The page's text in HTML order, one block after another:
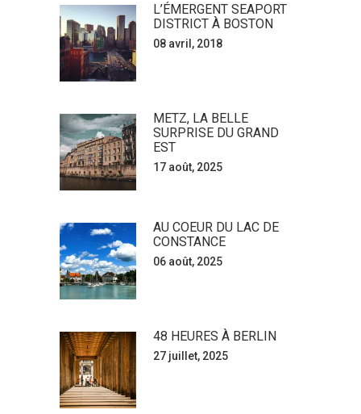
L’ÉMERGENT SEAPORT
DISTRICT À BOSTON
08 avril, 2018
METZ, LA BELLE
SURPRISE DU GRAND
EST
17 août, 2025
AU COEUR DU LAC DE
CONSTANCE
06 août, 2025
48 HEURES À BERLIN
27 juillet, 2025